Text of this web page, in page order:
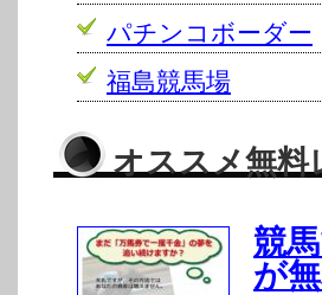
パチンコボーダー
福島競馬場
オススメ無料
競
が